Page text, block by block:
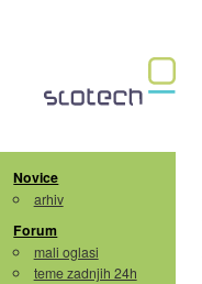
Novice
arhiv
Forum
mali oglasi
teme zadnjih 24h